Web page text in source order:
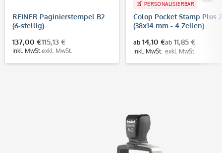
REINER Paginierstempel B2
(6-stellig)
137,00 €
inkl. MwSt.
115,13 €
exkl. MwSt.
PERSONALISIERBAR
Colop Pocket Stamp Plus
(38x14 mm - 4 Zeilen)
ab 14,10 €
inkl. MwSt.
ab 11,85 €
exkl. MwSt.